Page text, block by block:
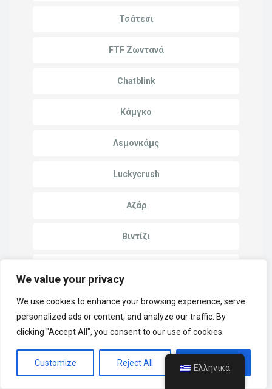
We value your privacy
We use cookies to enhance your browsing experience, serve
personalized ads or content, and analyze our traffic. By
clicking "Accept All", you consent to our use of cookies.
Customize Reject All Accept All
Τσάτεσι
FTF Ζωντανά
Chatblink
Κάμγκο
Λεμονκάμς
Luckycrush
Αζάρ
Βιντίζι
InstaCams
uhmegle
Συνομιλία Mirami
Ελληνικά